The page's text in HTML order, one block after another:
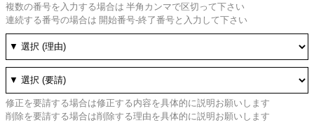
複数の番号を入力する場合は 半角カンマで区切って下さい
連続する番号の場合は 開始番号-終了番号と入力して下さい
修正を要請する場合は修正する内容を具体的に説明お願いします
削除を要請する場合は削除する理由を具体的に説明お願いします